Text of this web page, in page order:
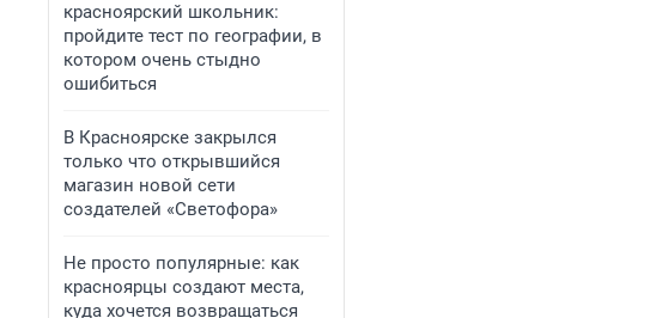
красноярский школьник:
пройдите тест по географии, в
котором очень стыдно
ошибиться
В Красноярске закрылся
только что открывшийся
магазин новой сети
создателей «Светофора»
Не просто популярные: как
красноярцы создают места,
куда хочется возвращаться